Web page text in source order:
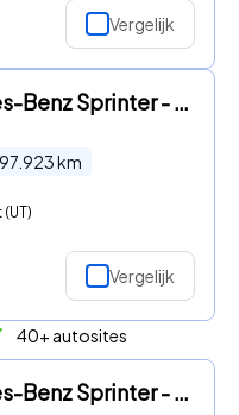
Vergelijk
Mercedes-Benz Sprinter - 316Cdi Motor Camper Automaat, Airco, Navigatie, Cruise contr
km
Vergelijk
40+ autosites
Mercedes-Benz Sprinter - 319 3.0 V6 CDI L3H3 Motorsport Camper Vol Opties